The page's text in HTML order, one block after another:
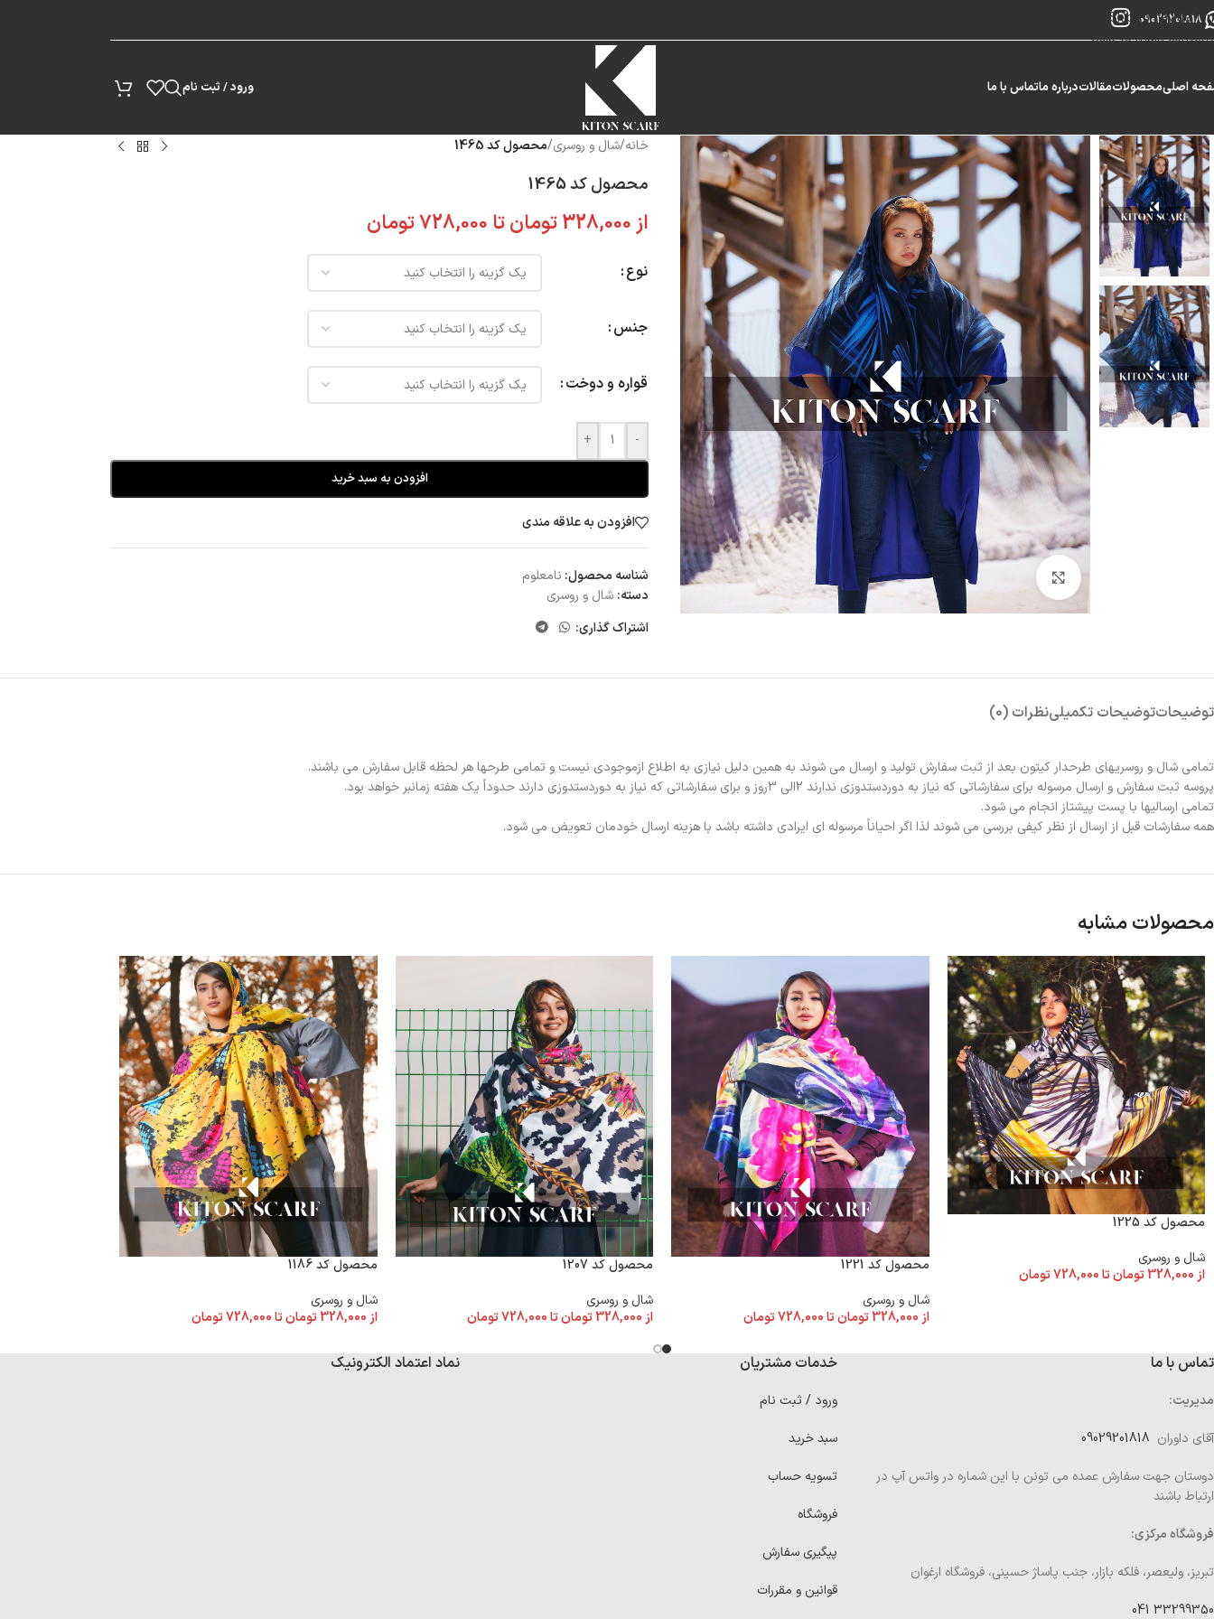
Skip to navigation
Skip to main content
09029201818
اصلیمحصولاتمقالاتدرباره ماتماس با ما ورود / ثبت نام
بزرگنمایی تصویر
خانه/شال و روسری/محصول کد 1465
محصول کد 1465
از328,000تومانتا 728,000تومان
نوع
جنس
قواره و دوخت
-
+
افزودن به سبد خرید
افزودن به علاقه مندی
شناسه محصول: نامعلوم
دسته: شال و روسری
اشتراک گذاری:
توضیحاتتوضیحات تکمیلینظرات (0)
تمامی شال و روسریهای طرحدار کیتون بعد از ثبت سفارش تولید و ارسال می شوند به همین دلیل نیازی به اطلاع ازموجودی نیست و تمامی طرحها هر لحظه قابل سفارش می باشند.
پروسه ثبت سفارش و ارسال مرسوله برای سفارشاتی که نیاز به دوردستدوزی ندارند 2الی 3روز و برای سفارشاتی که نیاز به دوردستدوزی دارند حدوداً یک هفته زمانبر خواهد بود.
تمامی ارسالیها با پست پیشتاز انجام می شود.
همه سفارشات قبل از ارسال از نظر کیفی بررسی می شوند لذا اگر احیاناً مرسوله ای ایرادی داشته باشد با هزینه ارسال خودمان تعویض می شود.
محصولات مشابه
محصول کد 1225
شال و روسری
از 328,000تومانتا728,000تومان
محصول کد 1221
شال و روسری
از 328,000 تومانتا728,000تومان
محصول کد 1207
شال و روسری
از328,000تومانتا728,000تومان
محصول کد 1186
شال و روسری
از328,000 تومانتا728,000تومان
تماس با ما
مدیریت:
آقای داوران
دوستان جهت سفارش عمده می تونن با این شماره در واتس آپ در
ارتباط باشند
فروشگاه مرکزی:
تبریز، ولیعصر، فلکه بازار، جنب پاساژ حسینی، فروشگاه ارغوان
33299350 041
خدمات مشتریان
ورود / ثبت نام
سبد خرید
تسویه حساب
فروشگاه
پیگیری سفارش
قوانین و مقررات
نماد اعتماد الکترونیک